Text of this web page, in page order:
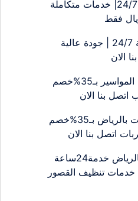
شركة نظافة بالرياض 24/7| خدمات متكاملة
شركة تنظيف بالبجادية 24/7 | جودة عالية
الان
علاج تسرب المياه من المواسير بـ35%خصم
اتصل بنا الان
كشف تسربات الخزانات بالرياض بـ35%خصم
اتصل بنا الان
شركة تنظيف قصور بالرياض خدمة24ساعة
خدمات تنظيف القصور